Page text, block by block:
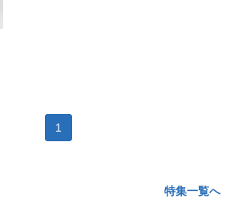
1
特集一覧へ